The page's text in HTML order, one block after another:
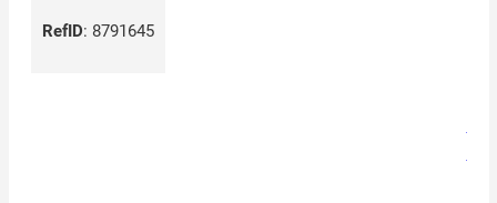
RefID: 8791645